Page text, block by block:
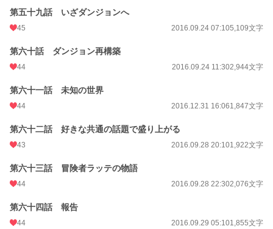
第五十九話 いざダンジョンへ
45 2016.09.24 07:105,109文字
第六十話 ダンジョン再構築
44 2016.09.24 11:302,944文字
第六十一話 未知の世界
44 2016.12.31 16:061,847文字
第六十二話 好きな共通の話題で盛り上がる
43 2016.09.28 20:101,922文字
第六十三話 冒険者ラッテの物語
44 2016.09.28 22:302,076文字
第六十四話 報告
44 2016.09.29 05:101,855文字